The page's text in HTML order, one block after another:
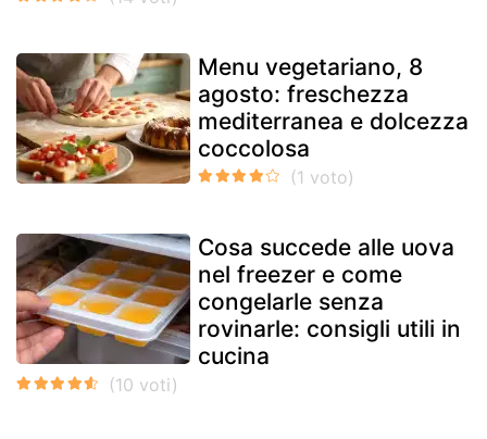
Menu vegetariano, 8
agosto: freschezza
mediterranea e dolcezza
coccolosa
Cosa succede alle uova
nel freezer e come
congelarle senza
rovinarle: consigli utili in
cucina